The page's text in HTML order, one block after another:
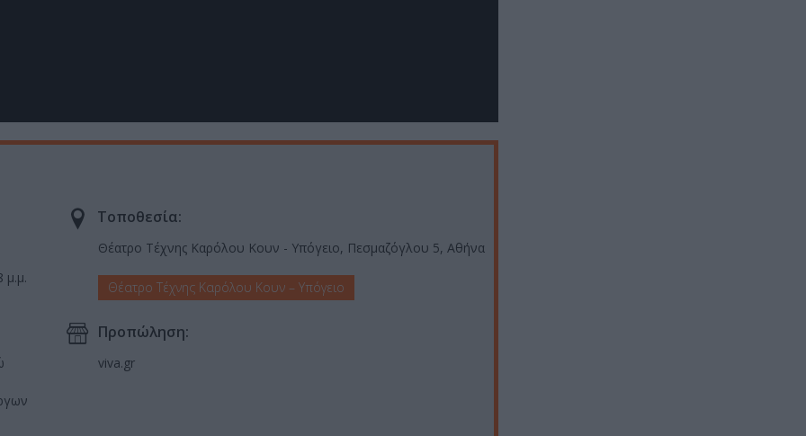
μ.μ.
Τοποθεσία:
Θέατρο Τέχνης Καρόλου Κουν - Υπόγειο, Πεσμαζόγλου 5, Αθήνα
Θέατρο Τέχνης Καρόλου Κουν – Υπόγειο
Προπώληση:
viva.gr